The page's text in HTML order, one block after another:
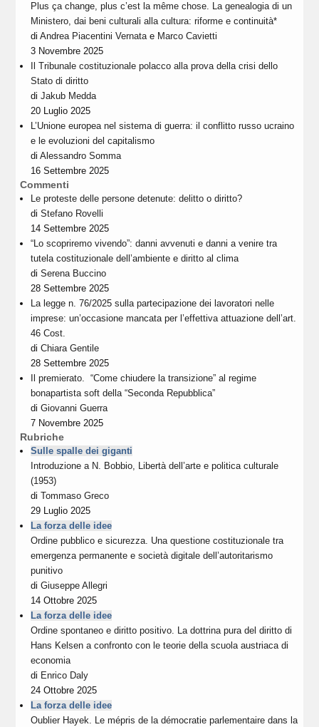
Plus ça change, plus c’est la même chose. La genealogia di un
Ministero, dai beni culturali alla cultura: riforme e continuità*
diAndrea Piacentini Vernatae Marco Cavietti
3 Novembre 2025
Il Tribunale costituzionale polacco alla prova della crisi dello
Stato di diritto
diJakub Medda
20 Luglio 2025
L’Unione europea nel sistema di guerra: il conflitto russo ucraino
e le evoluzioni del capitalismo
diAlessandro Somma
16 Settembre 2025
Commenti
Le proteste delle persone detenute: delitto o diritto?
diStefano Rovelli
14 Settembre 2025
“Lo scopriremo vivendo”: danni avvenuti e danni a venire tra
tutela costituzionale dell’ambiente e diritto al clima
diSerena Buccino
28 Settembre 2025
La legge n. 76/2025 sulla partecipazione dei lavoratori nelle
imprese: un’occasione mancata per l’effettiva attuazione dell’art.
46 Cost.
diChiara Gentile
28 Settembre 2025
Il premierato. “Come chiudere la transizione” al regime
bonapartista soft della “Seconda Repubblica”
diGiovanni Guerra
7 Novembre 2025
Rubriche
Sulle spalle dei giganti
Introduzione a N. Bobbio, Libertà dell’arte e politica culturale
(1953)
diTommaso Greco
29 Luglio 2025
La forza delle idee
Ordine pubblico e sicurezza. Una questione costituzionale tra
emergenza permanente e società digitale dell’autoritarismo
punitivo
diGiuseppe Allegri
14 Ottobre 2025
La forza delle idee
Ordine spontaneo e diritto positivo. La dottrina pura del diritto di
Hans Kelsen a confronto con le teorie della scuola austriaca di
economia
di Enrico Daly
24 Ottobre 2025
La forza delle idee
Oublier Hayek. Le mépris de la démocratie parlementaire dans la